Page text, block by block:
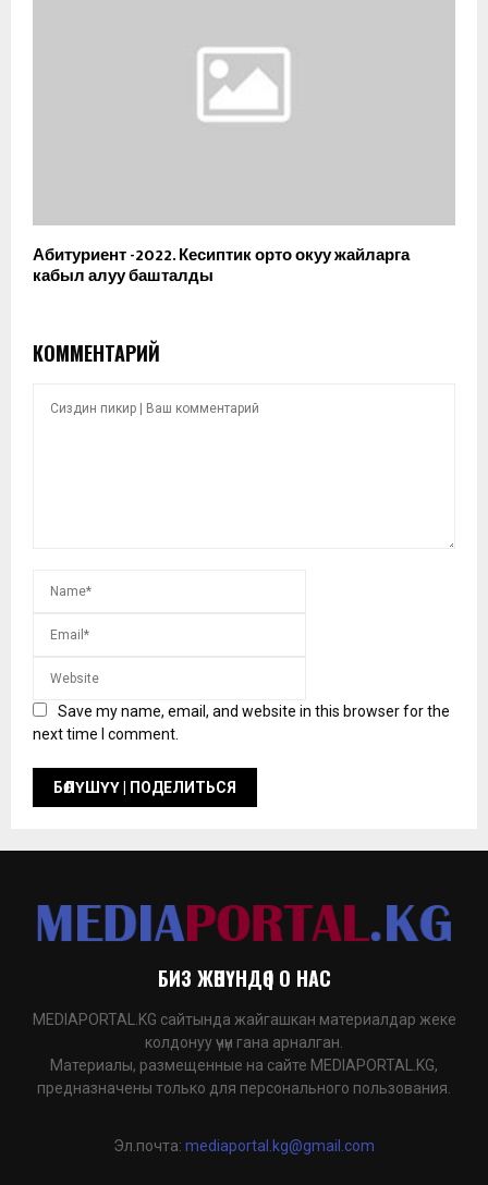
Абитуриент -2022. Кесиптик орто окуу жайларга
кабыл алуу башталды
КОММЕНТАРИЙ
Save my name, email, and website in this browser for the
next time I comment.
БИЗ ЖӨНҮНДӨ | О НАС
MEDIAPORTAL.KG сайтында жайгашкан материалдар жеке
колдонуу үчүн гана арналган.
Материалы, размещенные на сайте MEDIAPORTAL.KG,
предназначены только для персонального пользования.
Эл.почта: mediaportal.kg@gmail.com